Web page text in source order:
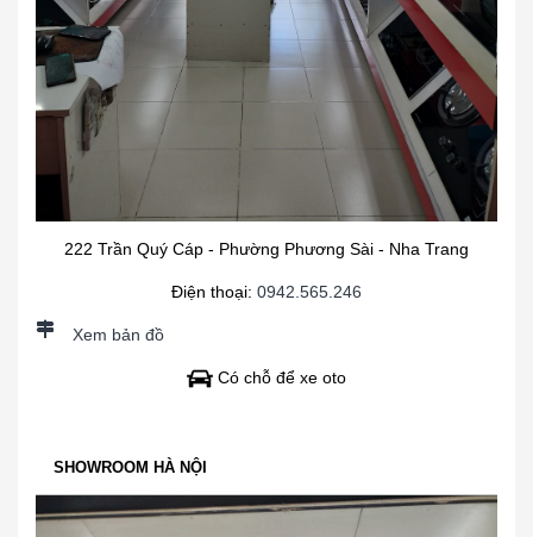
222 Trần Quý Cáp - Phường Phương Sài - Nha Trang
Điện thoại: 0942.565.246
Xem bản đồ
Có chỗ để xe oto
SHOWROOM HÀ NỘI